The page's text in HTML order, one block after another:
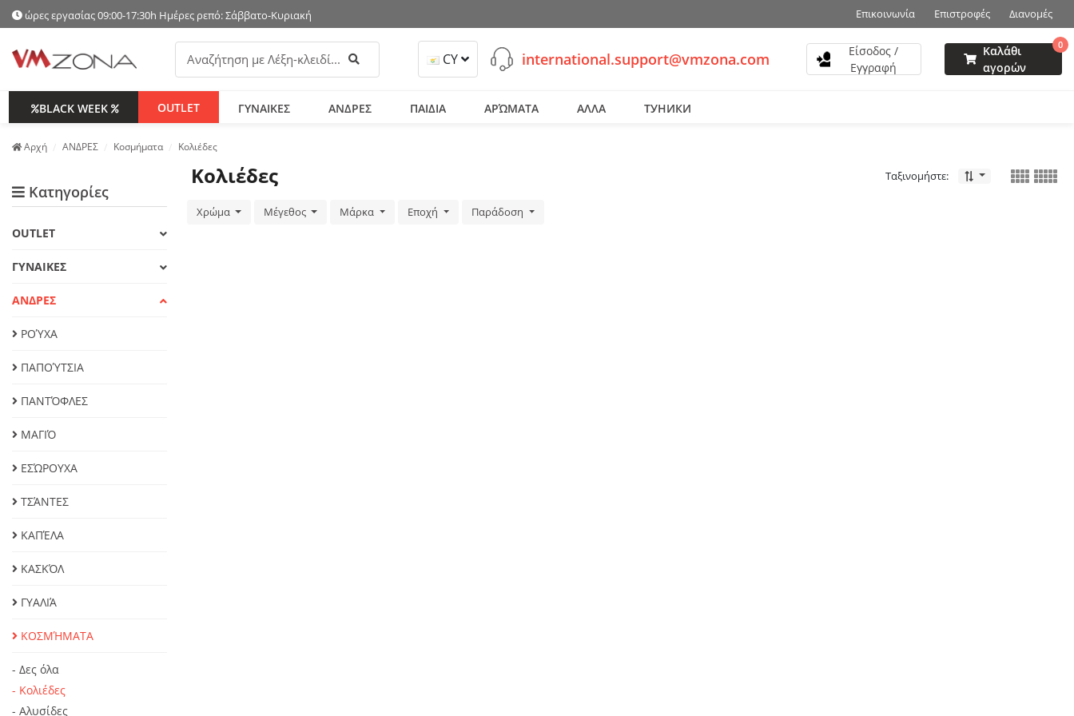
ώρες εργασίας 09:00-17:30h Ημέρες ρεπό: Σάββατο-Κυριακή Επικοινωνία Επιστροφές Διανομές
Αναζήτηση CY international.support@vmzona.com
Είσοδος /
Εγγραφή
Καλάθι
αγορών
0
BLACK WEEK OUTLET ΓΥΝΑΙΚΕΣ ΑΝΔΡΕΣ ΠΑΙΔΙΑ ΑΡΏΜΑΤΑ ΑΛΛΑ ТУНИКИ
Аρχή ΑΝΔΡΕΣ Κοσμήματα Κολιέδες
Κατηγορίες
OUTLET
ΓΥΝΑΙΚΕΣ
ΑΝΔΡΕΣ
ΡΟΎΧΑ
ΠΑΠΟΎΤΣΙΑ
ΠΑΝΤΌΦΛΕΣ
ΜΑΓΙΌ
ΕΣΏΡΟΥΧΑ
ΤΣΆΝΤΕΣ
ΚΑΠΈΛΑ
ΚΑΣΚΌΛ
ΓΥΑΛΙΆ
ΚΟΣΜΉΜΑΤΑ
- Δες όλα
- Κολιέδες
- Αλυσίδες
Κολιέδες Ταξινομήστε:
Χρώμα Μέγεθος Μάρκα Εποχή Παράδοση